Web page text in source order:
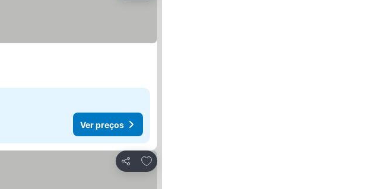
Ver preços
Partilhar
Adicionar aos favoritos